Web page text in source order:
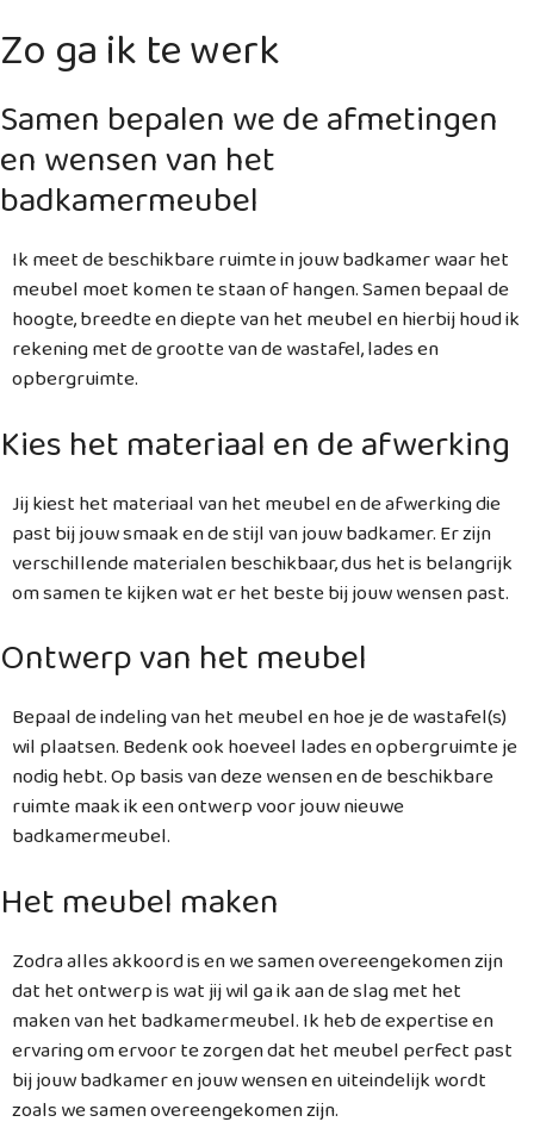
Zo ga ik te werk
Samen bepalen we de afmetingen
en wensen van het
badkamermeubel
Ik meet de beschikbare ruimte in jouw badkamer waar het
meubel moet komen te staan of hangen. Samen bepaal de
hoogte, breedte en diepte van het meubel en hierbij houd ik
rekening met de grootte van de wastafel, lades en
opbergruimte.
Kies het materiaal en de afwerking
Jij kiest het materiaal van het meubel en de afwerking die
past bij jouw smaak en de stijl van jouw badkamer. Er zijn
verschillende materialen beschikbaar, dus het is belangrijk
om samen te kijken wat er het beste bij jouw wensen past.
Ontwerp van het meubel
Bepaal de indeling van het meubel en hoe je de wastafel(s)
wil plaatsen. Bedenk ook hoeveel lades en opbergruimte je
nodig hebt. Op basis van deze wensen en de beschikbare
ruimte maak ik een ontwerp voor jouw nieuwe
badkamermeubel.
Het meubel maken
Zodra alles akkoord is en we samen overeengekomen zijn
dat het ontwerp is wat jij wil ga ik aan de slag met het
maken van het badkamermeubel. Ik heb de expertise en
ervaring om ervoor te zorgen dat het meubel perfect past
bij jouw badkamer en jouw wensen en uiteindelijk wordt
zoals we samen overeengekomen zijn.